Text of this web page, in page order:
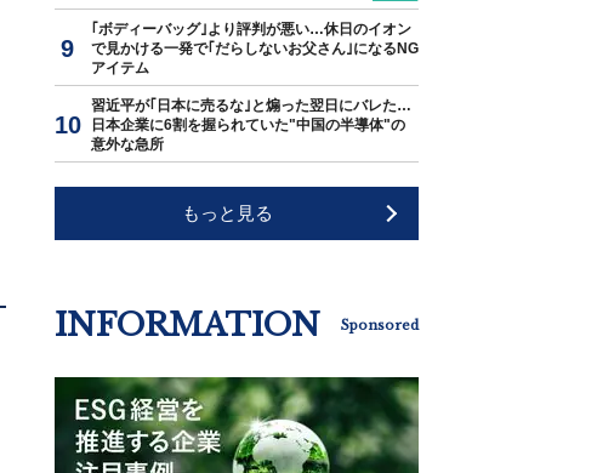
｢ボディーバッグ｣より評判が悪い…休日のイオン
で見かける一発で｢だらしないお父さん｣になるNG
アイテム
習近平が｢日本に売るな｣と煽った翌日にバレた…
日本企業に6割を握られていた"中国の半導体"の
意外な急所
もっと見る
INFORMATION Sponsored